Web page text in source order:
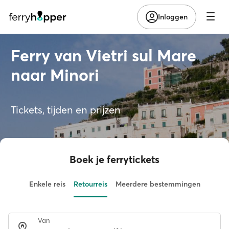
Inloggen
Ferry van Vietri sul Mare
naar Minori
Tickets, tijden en prijzen
Boek je ferrytickets
Enkele reis Retourreis Meerdere bestemmingen
Van